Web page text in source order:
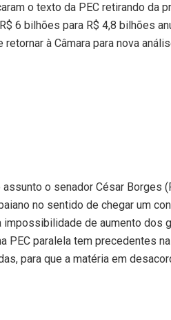
o texto da PEC retirando da
bilhões para R$ 4,8 bilhões
à Câmara para nova
o senador César Borges
no sentido de chegar um
de aumento dos
PEC paralela tem precedentes
para que a matéria em